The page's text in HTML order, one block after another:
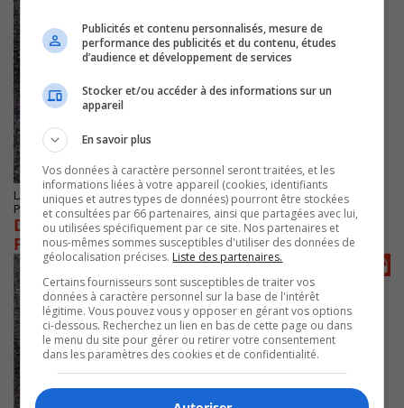
LA PRAIRIE
Publié le 23 mai 2022 à 08h00
Début de l’entretien du réseau d’égouts à La
Prairie
Publicités et contenu personnalisés, mesure de
performance des publicités et du contenu, études
d’audience et développement de services
Stocker et/ou accéder à des informations sur un
appareil
En savoir plus
Vos données à caractère personnel seront traitées, et les
informations liées à votre appareil (cookies, identifiants
uniques et autres types de données) pourront être stockées
et consultées par 66 partenaires, ainsi que partagées avec lui,
ou utilisées spécifiquement par ce site. Nos partenaires et
nous-mêmes sommes susceptibles d'utiliser des données de
géolocalisation précises. Liste des partenaires.
Certains fournisseurs sont susceptibles de traiter vos
données à caractère personnel sur la base de l'intérêt
légitime. Vous pouvez vous y opposer en gérant vos options
ci-dessous. Recherchez un lien en bas de cette page ou dans
le menu du site pour gérer ou retirer votre consentement
dans les paramètres des cookies et de confidentialité.